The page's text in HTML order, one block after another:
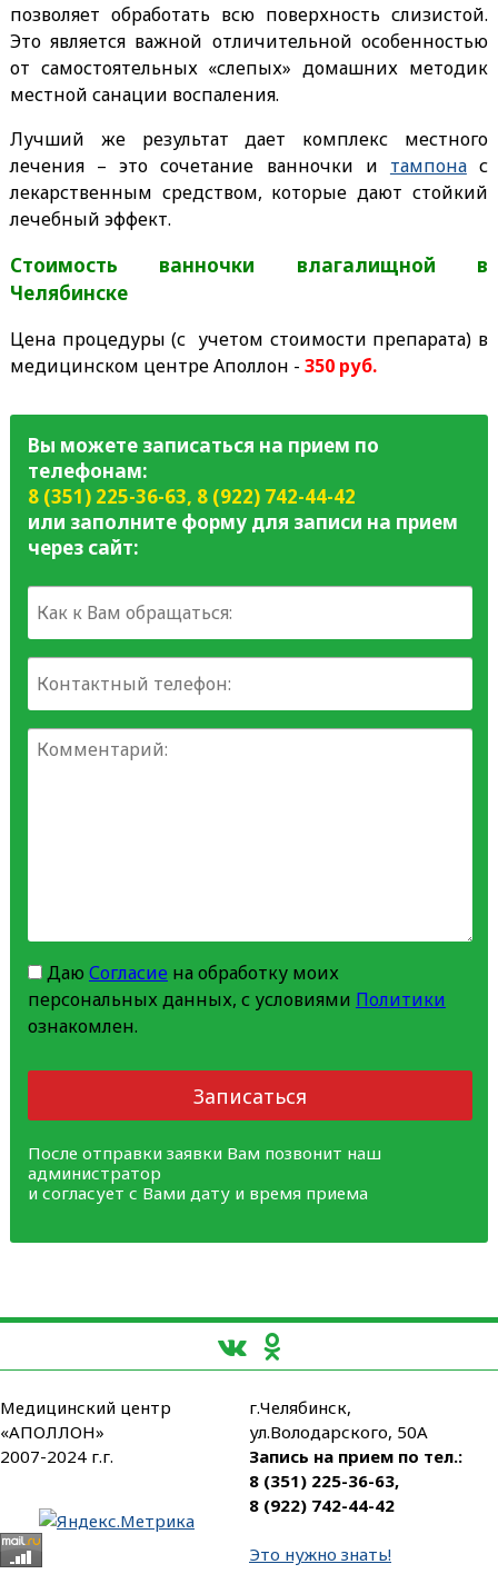
позволяет обработать всю поверхность слизистой.
Это является важной отличительной особенностью
от самостоятельных «слепых» домашних методик
местной санации воспаления.
Лучший же результат дает комплекс местного
лечения – это сочетание ванночки и тампонас
лекарственным средством, которые дают стойкий
лечебный эффект.
Стоимость ванночки влагалищной в
Челябинске
Цена процедуры (с учетом стоимости препарата) в
медицинском центре Аполлон - 350 руб.
Вы можете записаться на прием по
телефонам:
8 (351) 225-36-63, 8 (922) 742-44-42
или заполните форму для записи на прием
через сайт:
Даю Согласиена обработку моих
персональных данных, с условиями Политики
ознакомлен.
Записаться
После отправки заявки Вам позвонит наш
администратор
и согласует с Вами дату и время приема
Медицинский центр
«АПОЛЛОН»
2007-2024 г.г.
г.Челябинск,
ул.Володарского, 50А
Запись на прием по тел.:
8 (351) 225-36-63,
8 (922) 742-44-42
Это нужно знать!